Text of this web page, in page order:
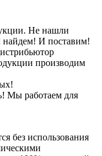
Не нашли
И поставим!
производим
Мы работаем для
без использования